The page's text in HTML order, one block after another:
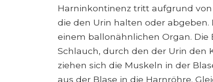
Harninkontinenz tritt aufgrund
die den Urin halten oder abgeben.
einem ballonähnlichen Organ.
Schlauch, durch den der Urin den
ziehen sich die Muskeln in der
aus der Blase in die Harnröhre.